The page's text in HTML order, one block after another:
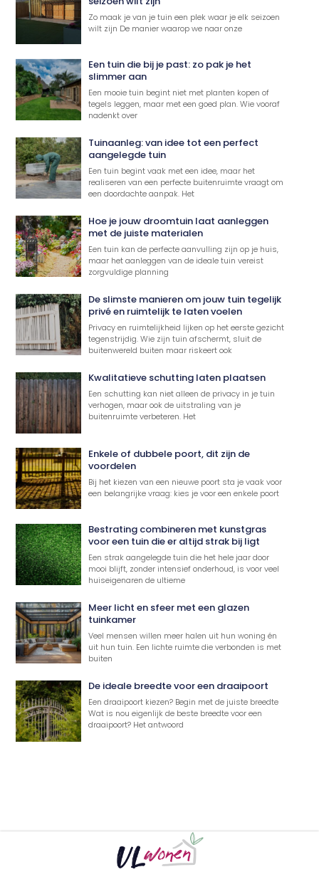
Zo maak je van je tuin een plek waar je elk seizoen
wilt zijn De manier waarop we naar onze
Een tuin die bij je past: zo pak je het
slimmer aan
Een mooie tuin begint niet met planten kopen of
tegels leggen, maar met een goed plan. Wie vooraf
nadenkt over
Tuinaanleg: van idee tot een perfect
aangelegde tuin
Een tuin begint vaak met een idee, maar het
realiseren van een perfecte buitenruimte vraagt om
een doordachte aanpak. Het
Hoe je jouw droomtuin laat aanleggen
met de juiste materialen
Een tuin kan de perfecte aanvulling zijn op je huis,
maar het aanleggen van de ideale tuin vereist
zorgvuldige planning
De slimste manieren om jouw tuin tegelijk
privé en ruimtelijk te laten voelen
Privacy en ruimtelijkheid lijken op het eerste gezicht
tegenstrijdig. Wie zijn tuin afschermt, sluit de
buitenwereld buiten maar riskeert ook
Kwalitatieve schutting laten plaatsen
Een schutting kan niet alleen de privacy in je tuin
verhogen, maar ook de uitstraling van je
buitenruimte verbeteren. Het
Enkele of dubbele poort, dit zijn de
voordelen
Bij het kiezen van een nieuwe poort sta je vaak voor
een belangrijke vraag: kies je voor een enkele poort
Bestrating combineren met kunstgras
voor een tuin die er altijd strak bij ligt
Een strak aangelegde tuin die het hele jaar door
mooi blijft, zonder intensief onderhoud, is voor veel
huiseigenaren de ultieme
Meer licht en sfeer met een glazen
tuinkamer
Veel mensen willen meer halen uit hun woning én
uit hun tuin. Een lichte ruimte die verbonden is met
buiten
De ideale breedte voor een draaipoort
Een draaipoort kiezen? Begin met de juiste breedte
Wat is nou eigenlijk de beste breedte voor een
draaipoort? Het antwoord